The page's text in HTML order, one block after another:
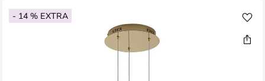
- 14 % EXTRA
Ga
naar